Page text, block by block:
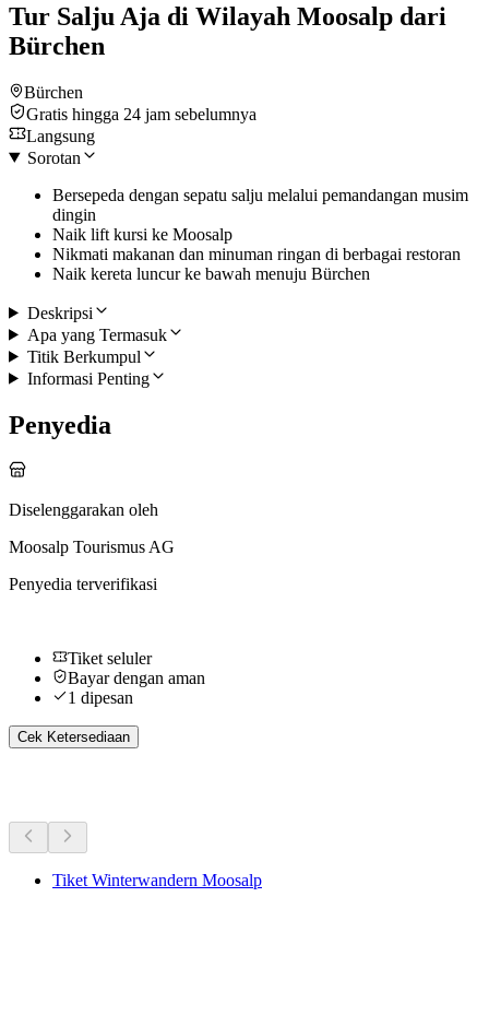
Tur Salju Aja di Wilayah Moosalp dari
Bürchen
Bürchen
Gratis hingga 24 jam sebelumnya
Langsung
Sorotan
Bersepeda dengan sepatu salju melalui pemandangan musim
dingin
Naik lift kursi ke Moosalp
Nikmati makanan dan minuman ringan di berbagai restoran
Naik kereta luncur ke bawah menuju Bürchen
Deskripsi
Apa yang Termasuk
Titik Berkumpul
Informasi Penting
Penyedia
Diselenggarakan oleh
Moosalp Tourismus AG
Penyedia terverifikasi
Tiket seluler
Bayar dengan aman
1 dipesan
Cek Ketersediaan
Tiket Winterwandern Moosalp